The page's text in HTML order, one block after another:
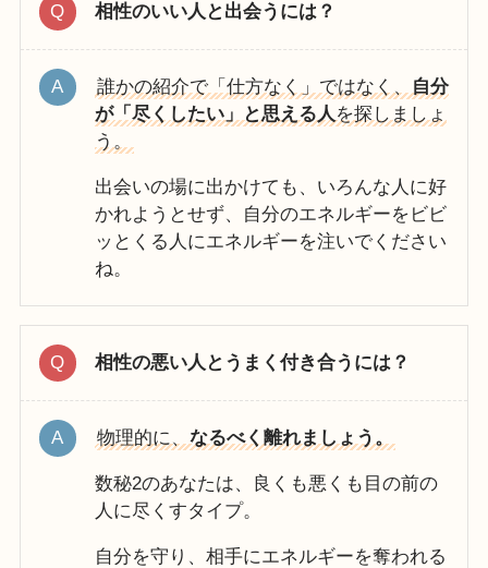
相性のいい人と出会うには？
誰かの紹介で「仕方なく」ではなく、
自分
が「尽くしたい」と思える人 を探しましょ
う。
出会いの場に出かけても、いろんな人に好
かれようとせず、自分のエネルギーをビビ
ッとくる人にエネルギーを注いでください
ね。
相性の悪い人とうまく付き合うには？
物理的に、 なるべく離れましょう。
数秘2のあなたは、良くも悪くも目の前の
人に尽くすタイプ。
自分を守り、相手にエネルギーを奪われる